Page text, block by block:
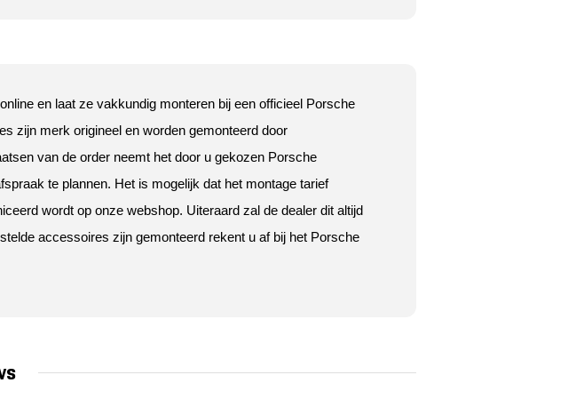
en laat ze vakkundig monteren bij een officieel Porsche
zijn merk origineel en worden gemonteerd door
van de order neemt het door u gekozen Porsche
te plannen. Het is mogelijk dat het montage tarief
wordt op onze webshop. Uiteraard zal de dealer dit altijd
accessoires zijn gemonteerd rekent u af bij het Porsche